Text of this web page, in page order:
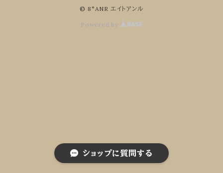
© 8°ANR エイトアンル
Powered by
ショップに質問する